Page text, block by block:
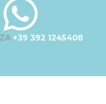
+39 392 1245408